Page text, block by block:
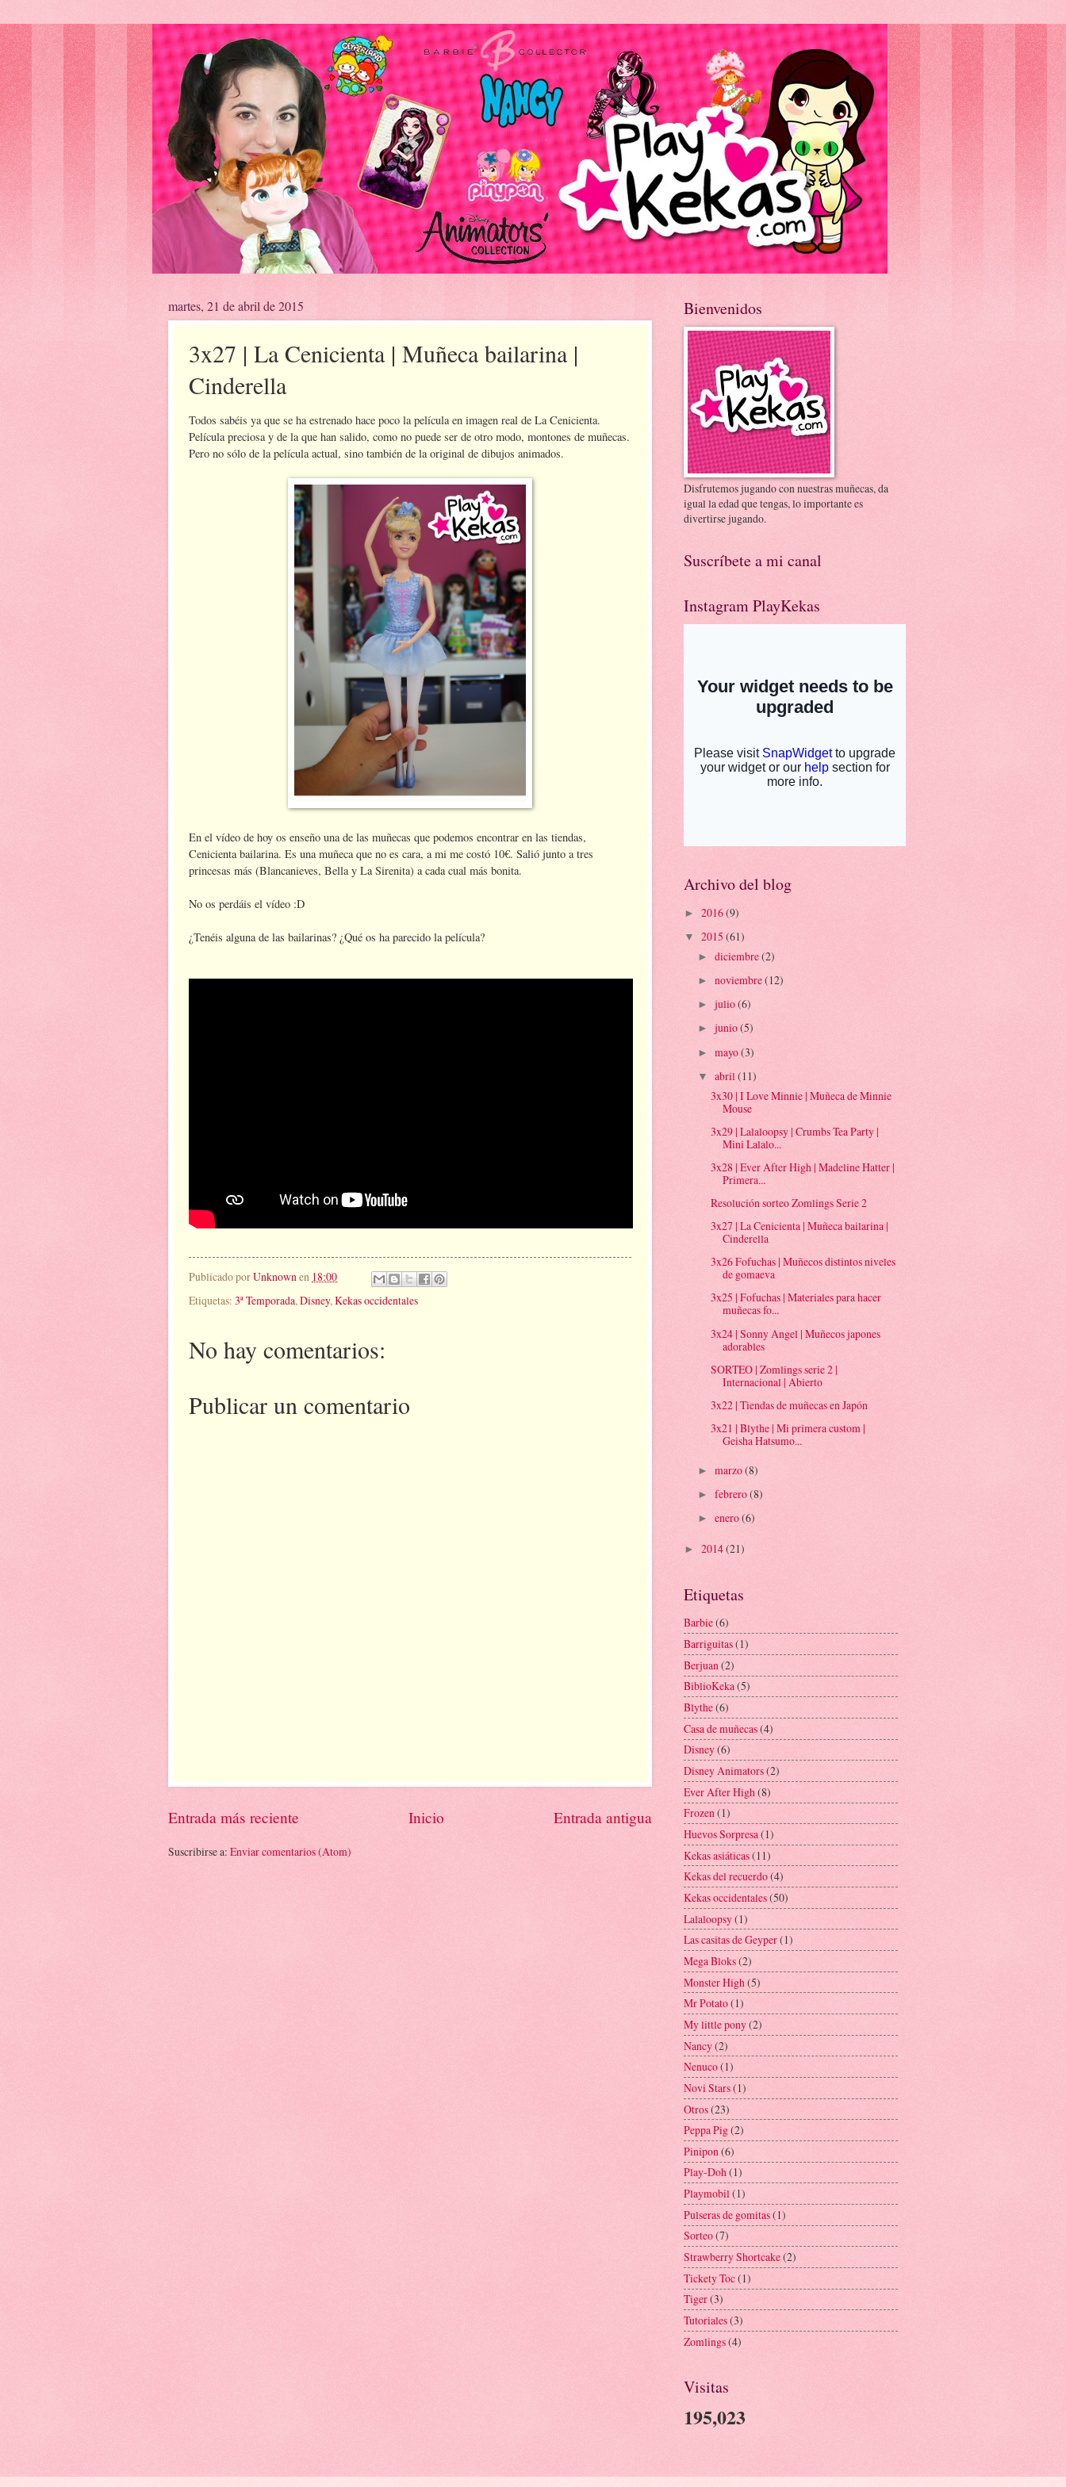
martes, 21 de abril de 2015
3x27 | La Cenicienta | Muñeca bailarina |
Cinderella
Todos sabéis ya que se ha estrenado hace poco la película en imagen real de La Cenicienta.
Película preciosa y de la que han salido, como no puede ser de otro modo, montones de muñecas.
Pero no sólo de la película actual, sino también de la original de dibujos animados.
En el vídeo de hoy os enseño una de las muñecas que podemos encontrar en las tiendas,
Cenicienta bailarina. Es una muñeca que no es cara, a mi me costó 10€. Salió junto a tres
princesas más (Blancanieves, Bella y La Sirenita) a cada cual más bonita.
No os perdáis el vídeo :D
¿Tenéis alguna de las bailarinas? ¿Qué os ha parecido la película?
Publicado porUnknownen 18:00
Etiquetas: 3ª Temporada, Disney, Kekas occidentales
No hay comentarios:
Publicar un comentario
Entrada más reciente Entrada antigua
Inicio
Suscribirse a: Enviar comentarios (Atom)
Bienvenidos
Disfrutemos jugando con nuestras muñecas, da
igual la edad que tengas, lo importante es
divertirse jugando.
Suscríbete a mi canal
Instagram PlayKekas
Archivo del blog
► 2016(9)
▼ 2015 (61)
► diciembre(2)
► noviembre(12)
► julio(6)
► junio(5)
► mayo(3)
▼ abril (11)
3x30 | I Love Minnie | Muñeca de Minnie
Mouse
3x29 | Lalaloopsy | Crumbs Tea Party |
Mini Lalalo...
3x28 | Ever After High | Madeline Hatter |
Primera...
Resolución sorteo Zomlings Serie 2
3x27 | La Cenicienta | Muñeca bailarina |
Cinderella
3x26 Fofuchas | Muñecos distintos niveles
de gomaeva
3x25 | Fofuchas | Materiales para hacer
muñecas fo...
3x24 | Sonny Angel | Muñecos japones
adorables
SORTEO | Zomlings serie 2 |
Internacional | Abierto
3x22 | Tiendas de muñecas en Japón
3x21 | Blythe | Mi primera custom |
Geisha Hatsumo...
► marzo(8)
► febrero(8)
► enero(6)
► 2014(21)
Etiquetas
Barbie(6)
Barriguitas(1)
Berjuan (2)
BiblioKeka(5)
Blythe(6)
Casa de muñecas(4)
Disney(6)
Disney Animators(2)
Ever After High (8)
Frozen(1)
Huevos Sorpresa(1)
Kekas asiáticas(11)
Kekas del recuerdo(4)
Kekas occidentales(50)
Lalaloopsy(1)
Las casitas de Geyper(1)
Mega Bloks(2)
Monster High (5)
Mr Potato(1)
My little pony(2)
Nancy(2)
Nenuco(1)
Novi Stars(1)
Otros(23)
Peppa Pig(2)
Pinipon(6)
Play-Doh(1)
Playmobil(1)
Pulseras de gomitas(1)
Sorteo(7)
Strawberry Shortcake(2)
Tickety Toc(1)
Tiger(3)
Tutoriales(3)
Zomlings(4)
Visitas
195,023